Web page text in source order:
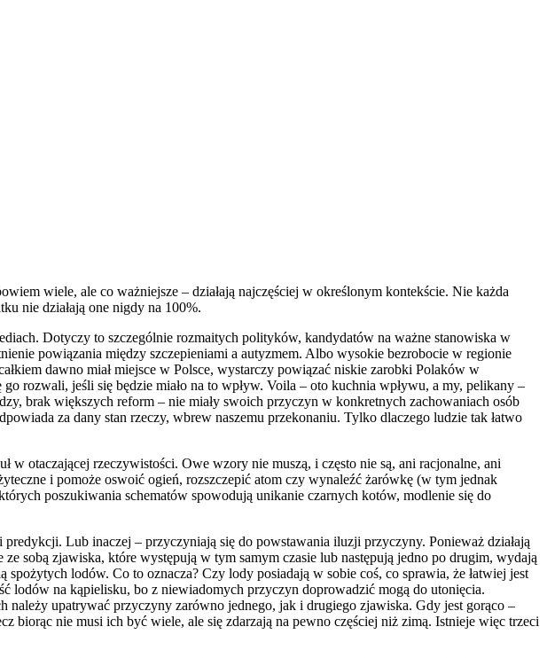
wiele, ale co ważniejsze – działają najczęściej w określonym kontekście. Nie każda
nie działają one nigdy na 100%.
Dotyczy to szczególnie rozmaitych polityków, kandydatów na ważne stanowiska w
powiązania między szczepieniami a autyzmem. Albo wysokie bezrobocie w regionie
dawno miał miejsce w Polsce, wystarczy powiązać niskie zarobki Polaków w
rozwali, jeśli się będzie miało na to wpływ. Voila – oto kuchnia wpływu, a my, pelikany –
brak większych reform – nie miały swoich przyczyn w konkretnych zachowaniach osób
za dany stan rzeczy, wbrew naszemu przekonaniu. Tylko dlaczego ludzie tak łatwo
otaczającej rzeczywistości. Owe wzory nie muszą, i często nie są, ani racjonalne, ani
i pomoże oswoić ogień, rozszczepić atom czy wynaleźć żarówkę (w tym jednak
poszukiwania schematów spowodują unikanie czarnych kotów, modlenie się do
Lub inaczej – przyczyniają się do powstawania iluzji przyczyny. Ponieważ działają
sobą zjawiska, które występują w tym samym czasie lub następują jedno po drugim, wydają
lodów. Co to oznacza? Czy lody posiadają w sobie coś, co sprawia, że łatwiej jest
lodów na kąpielisku, bo z niewiadomych przyczyn doprowadzić mogą do utonięcia.
należy upatrywać przyczyny zarówno jednego, jak i drugiego zjawiska. Gdy jest gorąco –
nie musi ich być wiele, ale się zdarzają na pewno częściej niż zimą. Istnieje więc trzeci